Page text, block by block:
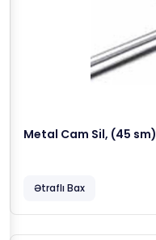
Metal Cam Sil, (45 sm)
Ətraflı Bax